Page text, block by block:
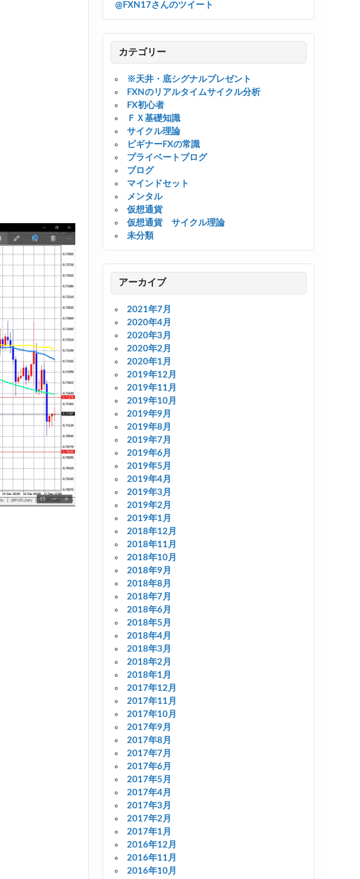
@FXN17さんのツイート
カテゴリー
※天井・底シグナルプレゼント
FXNのリアルタイムサイクル分析
FX初心者
ＦＸ基礎知識
サイクル理論
ビギナーFXの常識
プライベートブログ
ブログ
マインドセット
メンタル
仮想通貨
仮想通貨 サイクル理論
未分類
アーカイブ
2021年7月
2020年4月
2020年3月
2020年2月
2020年1月
2019年12月
2019年11月
2019年10月
2019年9月
2019年8月
2019年7月
2019年6月
2019年5月
2019年4月
2019年3月
2019年2月
2019年1月
2018年12月
2018年11月
2018年10月
2018年9月
2018年8月
2018年7月
2018年6月
2018年5月
2018年4月
2018年3月
2018年2月
2018年1月
2017年12月
2017年11月
2017年10月
2017年9月
2017年8月
2017年7月
2017年6月
2017年5月
2017年4月
2017年3月
2017年2月
2017年1月
2016年12月
2016年11月
2016年10月